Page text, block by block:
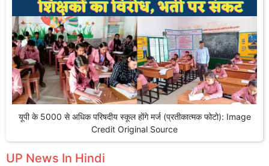
यूपी के 5000 से अधिक परिषदीय स्कूल होंगे मर्ज (प्रतीकात्मक फोटो): Image
Credit Original Source
UP News In Hindi